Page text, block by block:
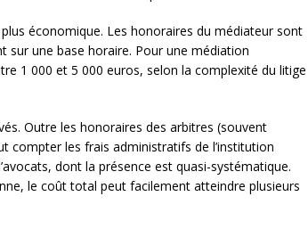
économique. Les honoraires du médiateur sont
sur une base horaire. Pour une médiation
1 000 et 5 000 euros, selon la complexité du litige
Outre les honoraires des arbitres (souvent
compter les frais administratifs de l’institution
dont la présence est quasi-systématique.
le coût total peut facilement atteindre plusieurs